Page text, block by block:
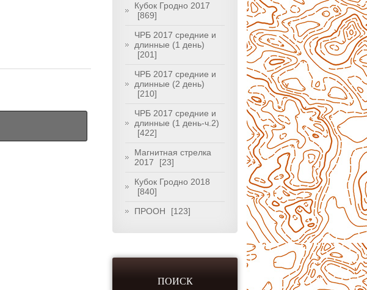
Кубок Гродно 2017
[869]
ЧРБ 2017 средние и
длинные (1 день)
[201]
ЧРБ 2017 средние и
длинные (2 день)
[210]
ЧРБ 2017 средние и
длинные (1 день-ч.2)
[422]
Магнитная стрелка
2017
[23]
Кубок Гродно 2018
[840]
ПРООН
[123]
ПОИСК